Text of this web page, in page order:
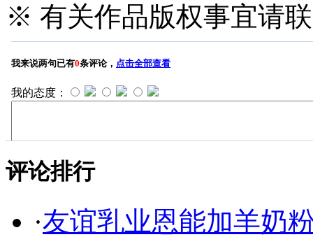
※ 有关作品版权事宜请
评论排行
·友谊乳业恩能加羊奶